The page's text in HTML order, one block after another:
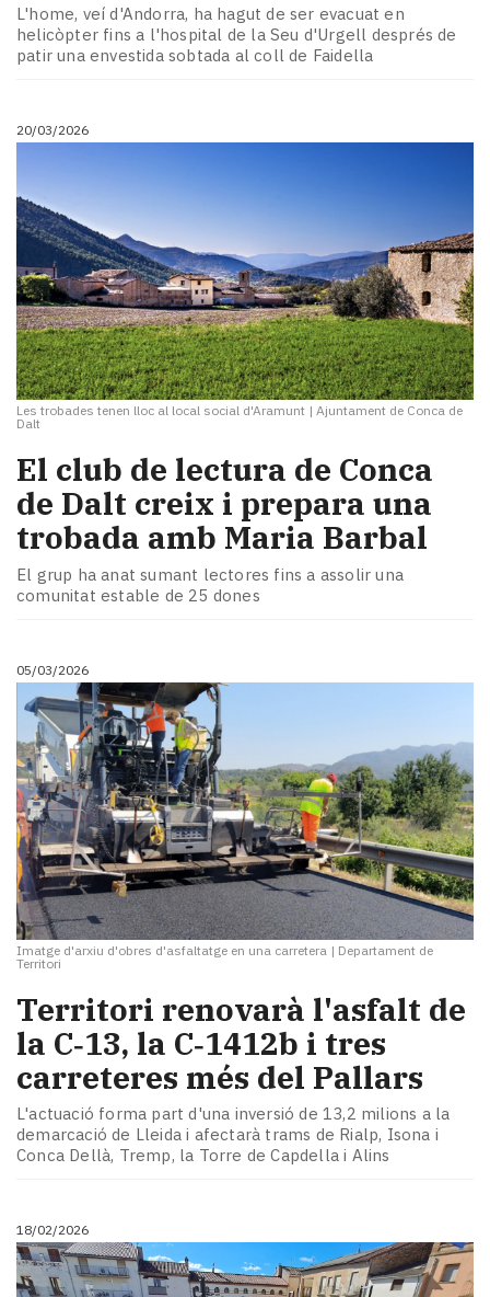
L'home, veí d'Andorra, ha hagut de ser evacuat en
helicòpter fins a l'hospital de la Seu d'Urgell després de
patir una envestida sobtada al coll de Faidella
20/03/2026
Les trobades tenen lloc al local social d'Aramunt | Ajuntament de Conca de
Dalt
El club de lectura de Conca
de Dalt creix i prepara una
trobada amb Maria Barbal
El grup ha anat sumant lectores fins a assolir una
comunitat estable de 25 dones
05/03/2026
Imatge d'arxiu d'obres d'asfaltatge en una carretera | Departament de
Territori
Territori renovarà l'asfalt de
la C‑13, la C‑1412b i tres
carreteres més del Pallars
L'actuació forma part d'una inversió de 13,2 milions a la
demarcació de Lleida i afectarà trams de Rialp, Isona i
Conca Dellà, Tremp, la Torre de Capdella i Alins
18/02/2026